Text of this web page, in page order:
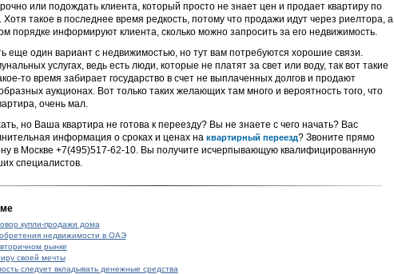
или подождать клиента, который просто не знает цен и продает квартиру по
такое в последнее время редкость, потому что продажи идут через риелтора, а
порядке информируют клиента, сколько можно запросить за его недвижимость.
еще один вариант с недвижимостью, но тут вам потребуются хорошие связи.
услугах, ведь есть люди, которые не платят за свет или воду, так вот такие
то время забирает государство в счет не выплаченных долгов и продают
аукционах. Вот только таких желающих там много и вероятность того, что
очень мал.
но Ваша квартира не готова к переезду? Вы не знаете с чего начать? Вас
информация о сроках и ценах на квартирный переезд? Звоните прямо
в Москве +7(495)517-62-10. Вы получите исчерпывающую квалифицированную
специалистов.
купли-продажи дома
недвижимости в ОАЭ
рынке
своей мечты
следует вкладывать денежные средства